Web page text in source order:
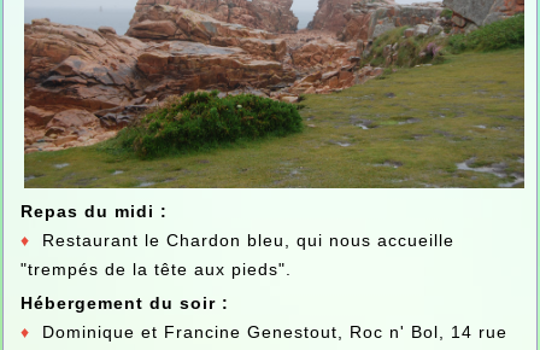
Repas du midi :
♦ Restaurant le Chardon bleu, qui nous accueille
"trempés de la tête aux pieds".
Hébergement du soir :
♦ Dominique et Francine Genestout, Roc n' Bol, 14 rue